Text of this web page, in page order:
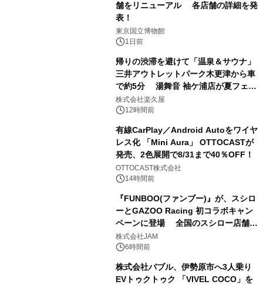
舗をリニューアル 各店舗の詳細を発
表！
東京国立博物館
1日前
帰りの渋滞を避けて「温泉＆サウナ」
三井アウトレットパーク木更津から車
で約5分 湯舞音 袖ケ浦店が夏フェア
メニューを提供
株式会社楽久屋
12時間前
有線CarPlay／Android Autoをワイヤ
レス化 「Mini Aura」 OTTOCASTが
発売、2色展開で8/31まで40％OFF！
OTTOCAST株式会社
14時間前
『FUNBOO(ファンブー)』が、スシロ
ーとGAZOO Racing 初コラボキャン
ペーンに登場 全国のスシロー店舗で
GR 4車種の FUNBOO(ミニカー)付き
メニューが展開されます
株式会社JAM
6時間前
株式会社バブル、伊勢原市へ3人乗り
EVトゥクトゥク 「VIVEL COCO」を